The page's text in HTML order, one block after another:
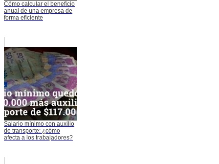
Cómo calcular el beneficio
anual de una empresa de
forma eficiente
Salario mínimo con auxilio
de transporte: ¿cómo
afecta a los trabajadores?